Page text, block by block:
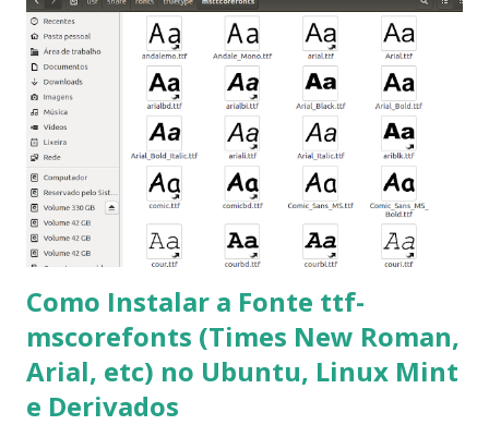
terminal e execute o comando: $ sudo apt-get install ttf-
mscorefonts-installer Leia os termos de uso e avance
clicando em “Ok” Agora aceite os termos de uso clicando
em “Sim” Pronto agora abra o LibreOffice e veja se as
fontes Times New Roman, Arial estão instaladas. Caso
ocorra algum erro ou precisa reinstalar, execute: $ sudo
apt-get install --reinstall ttf-mscorefonts-installer
Como Instalar a Fonte ttf-
mscorefonts (Times New Roman,
Arial, etc) no Ubuntu, Linux Mint
e Derivados